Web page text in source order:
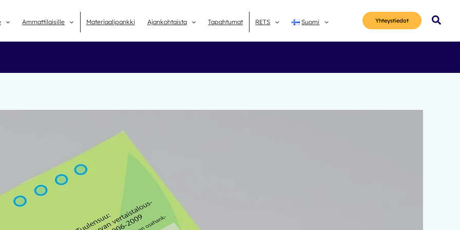
Ammattilaisille Materiaalipankki Ajankohtaista Tapahtumat RETS Suomi Yhteys­tiedot Hae